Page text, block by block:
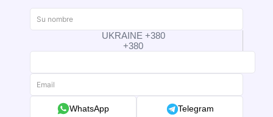
UKRAINE +380
+380
WhatsApp Telegram